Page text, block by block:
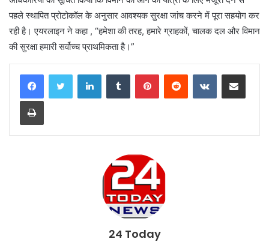
पहले स्थापित प्रोटोकॉल के अनुसार आवश्यक सुरक्षा जांच करने में पूरा सहयोग कर
रही है। एयरलाइन ने कहा , “हमेशा की तरह, हमारे ग्राहकों, चालक दल और विमान
की सुरक्षा हमारी सर्वोच्च प्राथमिकता है।”
24 Today